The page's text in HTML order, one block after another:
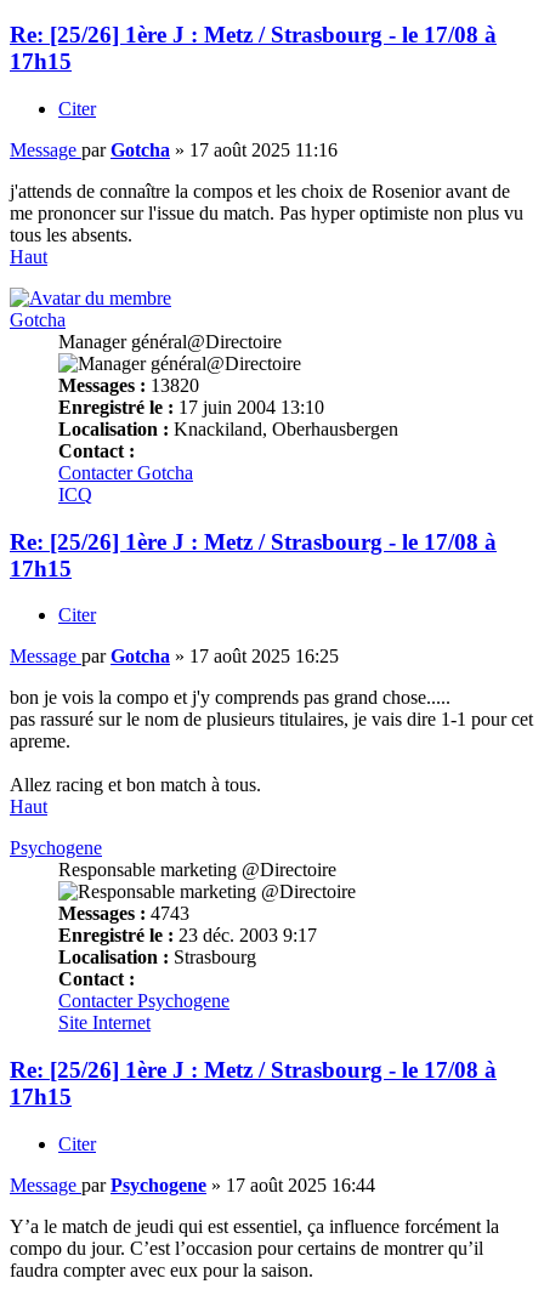
Re: [25/26] 1ère J : Metz / Strasbourg - le 17/08 à
17h15
Citer
Message parGotcha » 17 août 2025 11:16
j'attends de connaître la compos et les choix de Rosenior avant de
me prononcer sur l'issue du match. Pas hyper optimiste non plus vu
tous les absents.
Haut
Gotcha
Manager général@Directoire
Messages : 13820
Enregistré le : 17 juin 2004 13:10
Localisation : Knackiland, Oberhausbergen
Contact :
Contacter Gotcha
ICQ
Re: [25/26] 1ère J : Metz / Strasbourg - le 17/08 à
17h15
Citer
Message parGotcha » 17 août 2025 16:25
bon je vois la compo et j'y comprends pas grand chose.....
pas rassuré sur le nom de plusieurs titulaires, je vais dire 1-1 pour cet
apreme.
Allez racing et bon match à tous.
Haut
Psychogene
Responsable marketing @Directoire
Messages : 4743
Enregistré le : 23 déc. 2003 9:17
Localisation : Strasbourg
Contact :
Contacter Psychogene
Site Internet
Re: [25/26] 1ère J : Metz / Strasbourg - le 17/08 à
17h15
Citer
Message parPsychogene » 17 août 2025 16:44
Y’a le match de jeudi qui est essentiel, ça influence forcément la
compo du jour. C’est l’occasion pour certains de montrer qu’il
faudra compter avec eux pour la saison.